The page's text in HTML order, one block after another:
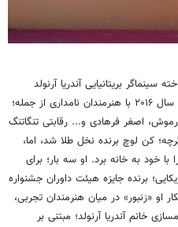
سینماگر بریتانیایی آندریا آرنولد
است. او در خاطره کن؛ چهره‌ای آشناست. سال ۲۰۱۶ با هنرمندان نامداری از جمله؛
اصغر فرهادی و... رقابتی تنگاتنگ
کن لوچ برنده نخل طلا شد، اما،
با خود به خانه برد. او سه بار؛ برای
برنده جایزه هیئت داوران جشنواره
او «زنبور» در میان هنرمندان تجربی،
خانم آندریا آرنولد؛ مبتنی بر